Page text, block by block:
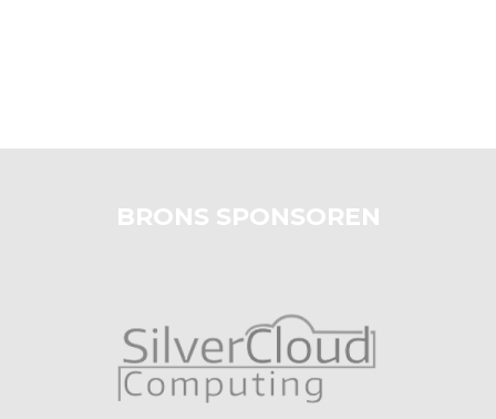
BRONS SPONSOREN